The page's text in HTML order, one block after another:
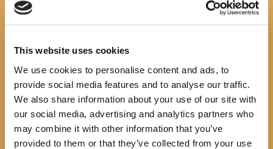
This website uses cookies
We use cookies to personalise content and ads, to
provide social media features and to analyse our traffic.
We also share information about your use of our site with
our social media, advertising and analytics partners who
may combine it with other information that you’ve
provided to them or that they’ve collected from your use
10
Previous item Next item
No image description ...
Search
recent posts